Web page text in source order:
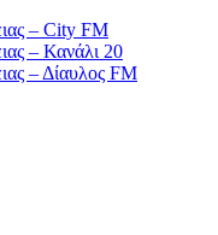
– City FM
– Κανάλι 20
– Δίαυλος FM